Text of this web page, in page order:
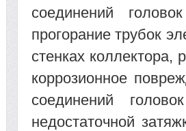
соединений
прогорание трубок
стенках коллектора,
коррозионное
соединений
недостаточной